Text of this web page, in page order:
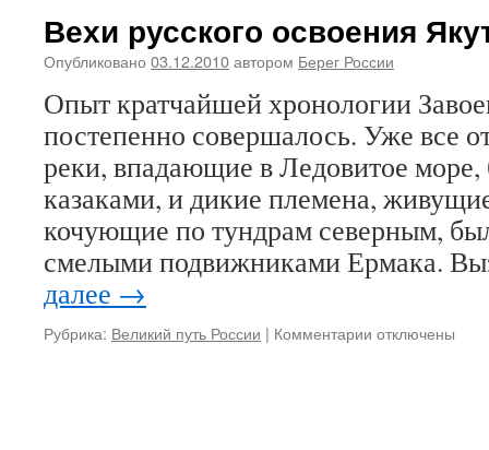
Вехи русского освоения
Опубликовано 03.12.2010автором Берег России
Опыт кратчайшей хронологии
постепенно совершалось. Уже все
реки, впадающие в Ледовитое
казаками, и дикие племена,
кочующие по тундрам северным,
смелыми подвижниками Ермака.
далее →
Рубрика: Великий путь России | Комментарии котключены